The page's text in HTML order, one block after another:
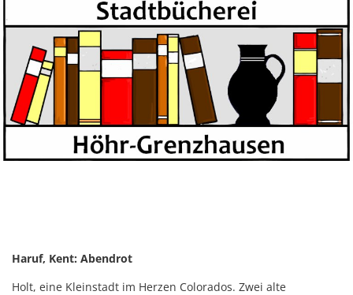
Haruf, Kent: Abendrot
Holt, eine Kleinstadt im Herzen Colorados. Zwei alte